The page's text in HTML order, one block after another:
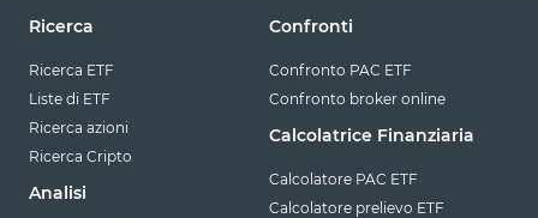
Ricerca
Ricerca ETF
Liste di ETF
Ricerca azioni
Ricerca Cripto
Analisi
Confronti
Confronto PAC ETF
Confronto broker online
Calcolatrice Finanziaria
Calcolatore PAC ETF
Calcolatore prelievo ETF